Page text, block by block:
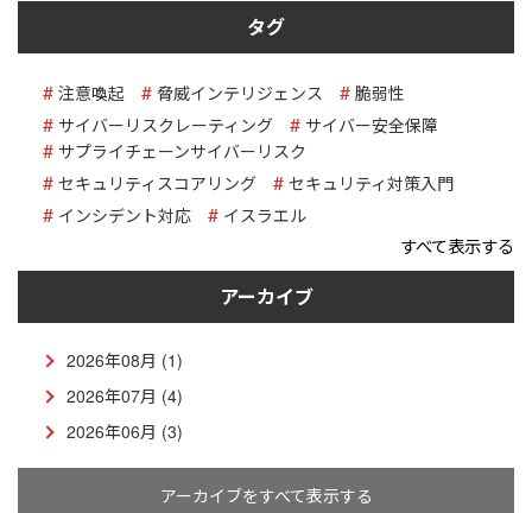
タグ
注意喚起 脅威インテリジェンス
脆弱性
サイバーリスクレーティング
サイバー安全保障
サプライチェーンサイバーリスク
セキュリティスコアリング
セキュリティ対策入門
インシデント対応
イスラエル
すべて表示する
アーカイブ
2026年08月 (1)
2026年07月 (4)
2026年06月 (3)
アーカイブをすべて表示する